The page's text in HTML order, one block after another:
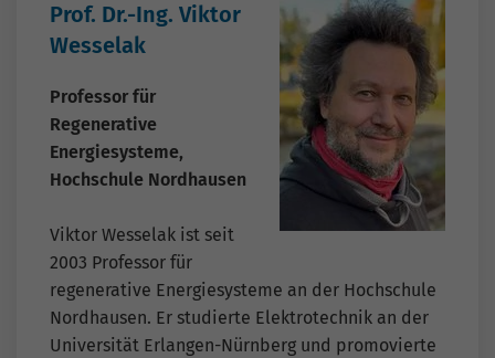
Prof. Dr.-Ing. Viktor
Wesselak
Professor für
Regenerative
Energiesysteme,
Hochschule Nordhausen
Viktor Wesselak ist seit
2003 Professor für
regenerative Energiesysteme an der Hochschule
Nordhausen. Er studierte Elektrotechnik an der
Universität Erlangen-Nürnberg und promovierte